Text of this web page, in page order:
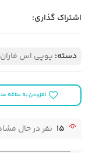
اشتراک گذاری:
دسته: یوپی اس فاران
افزودن به علاقه
15 نفر در حال